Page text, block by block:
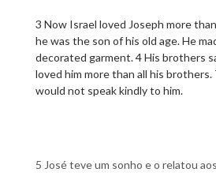
3 Now Israel loved Joseph more
he was the son of his old age. He
decorated garment. 4 His brothers
loved him more than all his
would not speak kindly to him.
5 José teve um sonho e o relatou